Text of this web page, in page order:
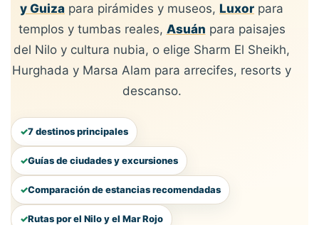
y Guiza para pirámides y museos, Luxor para
templos y tumbas reales, Asuán para paisajes
del Nilo y cultura nubia, o elige Sharm El Sheikh,
Hurghada y Marsa Alam para arrecifes, resorts y
descanso.
7 destinos principales
Guías de ciudades y excursiones
Comparación de estancias recomendadas
Rutas por el Nilo y el Mar Rojo